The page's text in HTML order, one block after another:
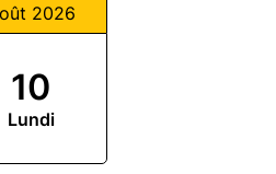
2026
10
Lundi